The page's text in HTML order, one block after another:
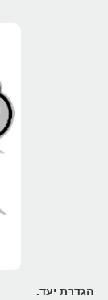
הגדרת יעד.